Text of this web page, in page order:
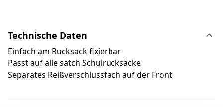
Technische Daten
Einfach am Rucksack fixierbar
Passt auf alle satch Schulrucksäcke
Separates Reißverschlussfach auf der Front